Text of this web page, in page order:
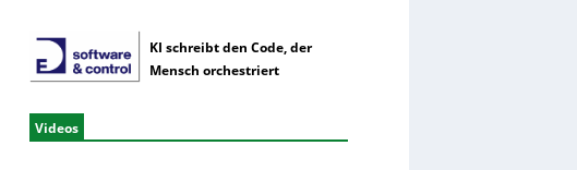
KI schreibt den Code, der
Mensch orchestriert
Videos